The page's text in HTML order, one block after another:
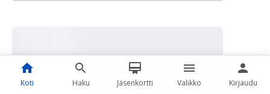
Koti Haku Jäsenkortti Valikko Kirjaudu